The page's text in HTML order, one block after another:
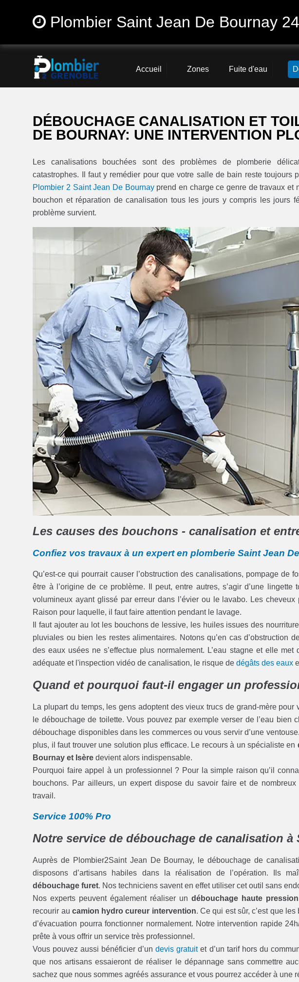
Plombier Saint Jean De Bournay
Accueil Zones Fuite d'eau
DÉBOUCHAGE CANALISATION ET
DE BOURNAY: UNE INTERVENTION
Les canalisations bouchées sont des problèmes de plomberie
catastrophes. Il faut y remédier pour que votre salle de bain reste toujours
Plombier 2 Saint Jean De Bournayprend en charge ce genre de travaux et
bouchon et réparation de canalisation tous les jours y compris les jours
problème survient.
Les causes des bouchons - canalisation et
Confiez vos travaux à un expert en plomberie Saint Jean
Qu’est-ce qui pourrait causer l’obstruction des canalisations, pompage de
être à l’origine de ce problème. Il peut, entre autres, s’agir d’une
volumineux ayant glissé par erreur dans l’évier ou le lavabo. Les cheveux
Raison pour laquelle, il faut faire attention pendant le lavage.
Il faut ajouter au lot les bouchons de lessive, les huiles issues des
pluviales ou bien les restes alimentaires. Notons qu’en cas d’obstruction
des eaux usées ne s’effectue plus normalement. L’eau stagne et elle
adéquate et l'inspection vidéo de canalisation, le risque dedégâts des eaux
Quand et pourquoi faut-il engager un
La plupart du temps, les gens adoptent des vieux trucs de grand-mère
le débouchage de toilette. Vous pouvez par exemple verser de l’eau bien
débouchage disponibles dans les commerces ou vous servir d’une
plus, il faut trouver une solution plus efficace. Le recours à un spécialiste en
Bournay et Isère devient alors indispensable.
Pourquoi faire appel à un professionnel ? Pour la simple raison qu’il
bouchons. Par ailleurs, un expert dispose du savoir faire et de
travail.
Service 100% Pro
Notre service de débouchage de canalisation à
Auprès de Plombier2Saint Jean De Bournay, le débouchage de
disposons d’artisans habiles dans la réalisation de l’opération. Ils
débouchage furet. Nos techniciens savent en effet utiliser cet outil sans
Nos experts peuvent également réaliser un débouchage haute pression
recourir au camion hydro cureur intervention. Ce qui est sûr, c’est que
d’évacuation pourra fonctionner normalement. Notre intervention rapide
prête à vous offrir un service très professionnel.
Vous pouvez aussi bénéficier d’undevis gratuitet d’un tarif hors du
que nos artisans essaieront de réaliser le dépannage sans commettre
sachez que nous sommes agréés assurance et vous pourrez accéder à une